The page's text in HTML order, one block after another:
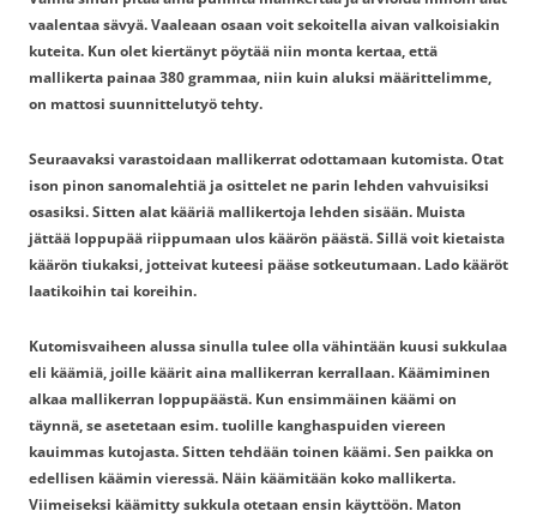
vaalentaa sävyä. Vaaleaan osaan voit sekoitella aivan valkoisiakin
kuteita. Kun olet kiertänyt pöytää niin monta kertaa, että
mallikerta painaa 380 grammaa, niin kuin aluksi määrittelimme,
on mattosi suunnittelutyö tehty.
Seuraavaksi varastoidaan mallikerrat odottamaan kutomista. Otat
ison pinon sanomalehtiä ja osittelet ne parin lehden vahvuisiksi
osasiksi. Sitten alat kääriä mallikertoja lehden sisään. Muista
jättää loppupää riippumaan ulos käärön päästä. Sillä voit kietaista
käärön tiukaksi, jotteivat kuteesi pääse sotkeutumaan. Lado kääröt
laatikoihin tai koreihin.
Kutomisvaiheen alussa sinulla tulee olla vähintään kuusi sukkulaa
eli käämiä, joille käärit aina mallikerran kerrallaan. Käämiminen
alkaa mallikerran loppupäästä. Kun ensimmäinen käämi on
täynnä, se asetetaan esim. tuolille kanghaspuiden viereen
kauimmas kutojasta. Sitten tehdään toinen käämi. Sen paikka on
edellisen käämin vieressä. Näin käämitään koko mallikerta.
Viimeiseksi käämitty sukkula otetaan ensin käyttöön. Maton